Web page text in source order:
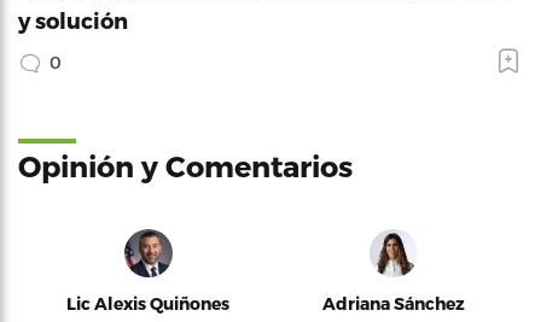
y solución
0
Opinión y Comentarios
Lic Alexis Quiñones Adriana Sánchez